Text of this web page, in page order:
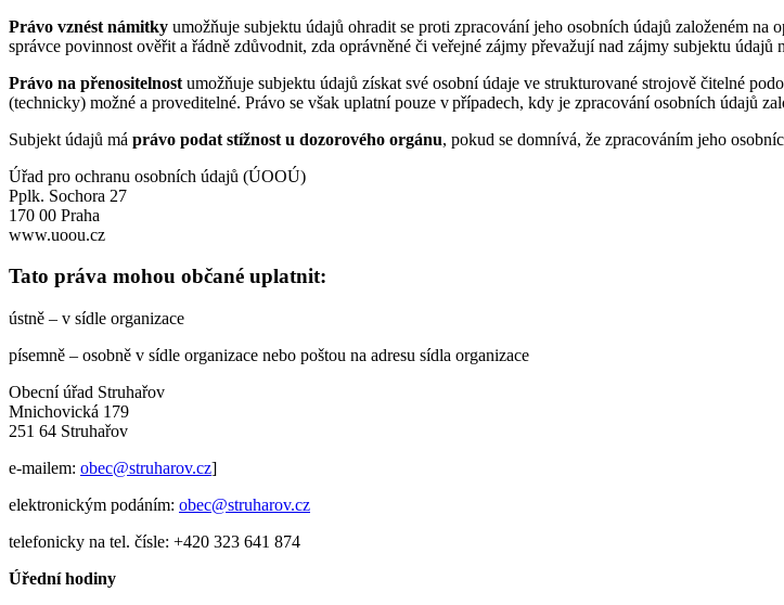
Právo vznést námitky umožňuje subjektu údajů ohradit se proti zpracování jeho osobních údajů založeném
správce povinnost ověřit a řádně zdůvodnit, zda oprávněné či veřejné zájmy převažují nad zájmy subjektu údajů
Právo na přenositelnost umožňuje subjektu údajů získat své osobní údaje ve strukturované strojově čitelné
(technicky) možné a proveditelné. Právo se však uplatní pouze v případech, kdy je zpracování osobních údajů
Subjekt údajů má právo podat stížnost u dozorového orgánu, pokud se domnívá, že zpracováním jeho
Úřad pro ochranu osobních údajů (ÚOOÚ)
Pplk. Sochora 27
170 00 Praha
www.uoou.cz
Tato práva mohou občané uplatnit:
ústně – v sídle organizace
písemně – osobně v sídle organizace nebo poštou na adresu sídla organizace
Obecní úřad Struhařov
Mnichovická 179
251 64 Struhařov
e-mailem: obec@struharov.cz]
elektronickým podáním: obec@struharov.cz
telefonicky na tel. čísle: +420 323 641 874
Úřední hodiny